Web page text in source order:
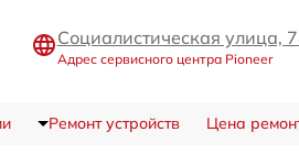
Социалистическая улица,
Адрес сервисного центра Pioneer
Ремонт устройств Цена